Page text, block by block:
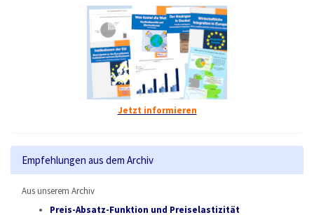
Jetzt informieren
Empfehlungen aus dem Archiv
Aus unserem Archiv
Preis-Absatz-Funktion und Preiselastizität